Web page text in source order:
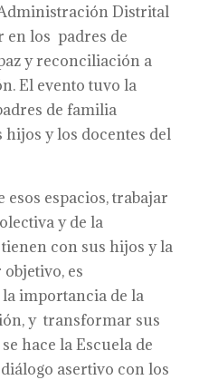
Distrital
en los padres de
y reconciliación a
El evento tuvo la
de familia
hijos y los docentes del
esos espacios, trabajar
y de la
con sus hijos y la
es
importancia de la
y transformar sus
hace la Escuela de
asertivo con los